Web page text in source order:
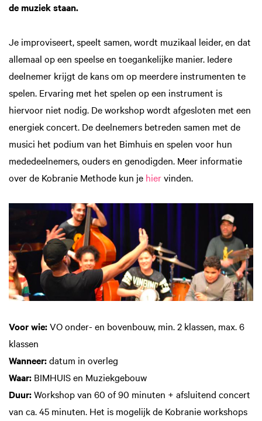
de muziek staan.
Je improviseert, speelt samen, wordt muzikaal leider, en dat
allemaal op een speelse en toegankelijke manier. Iedere
deelnemer krijgt de kans om op meerdere instrumenten te
spelen. Ervaring met het spelen op een instrument is
hiervoor niet nodig. De workshop wordt afgesloten met een
energiek concert. De deelnemers betreden samen met de
musici het podium van het Bimhuis en spelen voor hun
mededeelnemers, ouders en genodigden. Meer informatie
over de Kobranie Methode kun je hiervinden.
Voor wie:VO onder- en bovenbouw, min. 2 klassen, max. 6
klassen
Wanneer:datum in overleg
Waar: BIMHUIS en Muziekgebouw
Duur:Workshop van 60 of 90 minuten + afsluitend concert
van ca. 45 minuten. Het is mogelijk de Kobranie workshops